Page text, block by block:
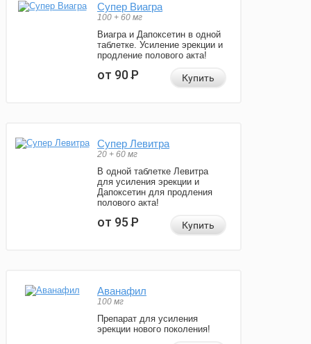
Супер Виагра
100 + 60 мг
Виагра и Дапоксетин в одной
таблетке. Усиление эрекции и
продление полового акта!
от 90Р Купить
Супер Левитра
20 + 60 мг
В одной таблетке Левитра
для усиления эрекции и
Дапоксетин для продления
полового акта!
от 95Р Купить
Аванафил
100 мг
Препарат для усиления
эрекции нового поколения!